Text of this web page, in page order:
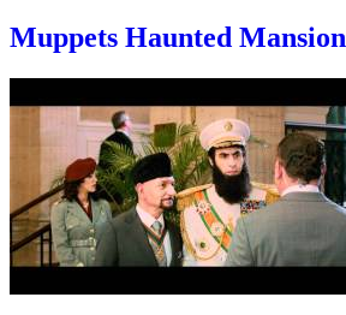
Muppets Haunted Mansion